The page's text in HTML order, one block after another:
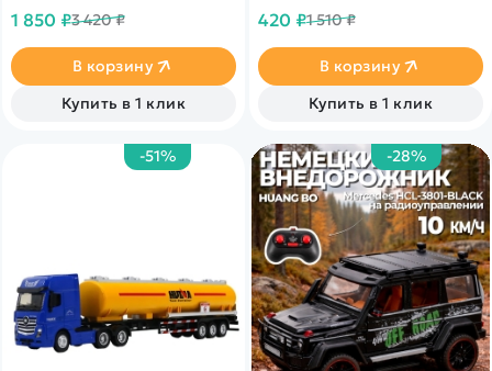
копия настоящего
пример современной и
функциональной
строительной техники для
детей. Модель подходит для
домашней стройке и на
улице, так как основа
1 850 ₽3 420 ₽
В корзину
Купить в 1 клик
Крутятся колеса.
420 ₽1 510 ₽
В корзину
Купить в 1 клик
-51% -28%